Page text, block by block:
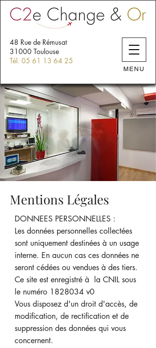
48 Rue de Rémusat
31000 Toulouse
Tél. 05 61 13 64 25
MENU
Mentions Légales
DONNEES PERSONNELLES :
Les données personnelles collectées
sont uniquement destinées à un usage
interne. En aucun cas ces données ne
seront cédées ou vendues à des tiers.
Ce site est enregistré à la CNIL sous
le numéro 1828034 v0
Vous disposez d'un droit d'accès, de
modification, de rectification et de
suppression des données qui vous
concernent.